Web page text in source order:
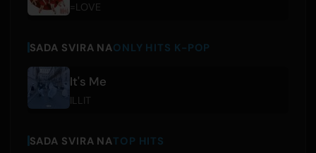
=LOVE
SADA SVIRA NAONLY HITS K-POP
It's Me
ILLIT
SADA SVIRA NATOP HITS